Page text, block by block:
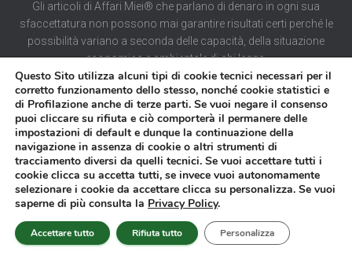
Gli articoli di Affari Miei® che parlano di denaro in ogni sua
sfaccettatura non possono mai garantire risultati certi perché le
possibilità variano a seconda delle capacità, della situazione
economica e ambientale di chi legge.
Affari Miei®, dunque, non può garantire il successo delle strategie
suggerite in alcun modo e non si assume la responsabilità di
scelte imprudenti fatte sulla base di una percezione errata dei
contenuti di queste pagine.
Questo Sito utilizza alcuni tipi di cookie tecnici necessari per il
corretto funzionamento dello stesso, nonché cookie statistici e
di Profilazione anche di terze parti. Se vuoi negare il consenso
puoi cliccare su rifiuta e ciò comporterà il permanere delle
impostazioni di default e dunque la continuazione della
navigazione in assenza di cookie o altri strumenti di
tracciamento diversi da quelli tecnici. Se vuoi accettare tutti i
cookie clicca su accetta tutti, se invece vuoi autonomamente
selezionare i cookie da accettare clicca su personalizza. Se vuoi
saperne di più consulta la Privacy Policy.
Accettare tutto Rifiuta tutto Personalizza